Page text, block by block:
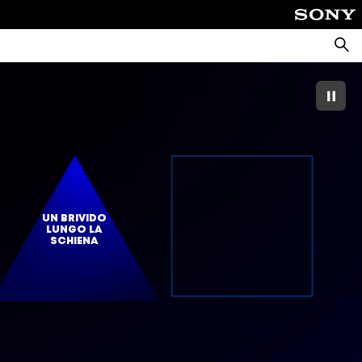
Cerca
UN BRIVIDO
LUNGO LA
SCHIENA